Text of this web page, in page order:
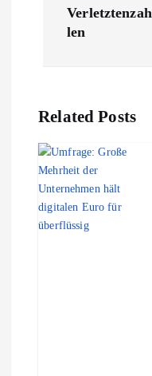
s
n
a
Verletztenzah
len
Related Posts